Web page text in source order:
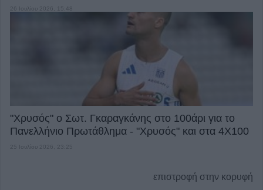
"Χρυσός" ο Σωτ. Γκαραγκάνης στο 100άρι για το
Πανελλήνιο Πρωτάθλημα - "Χρυσός" και στα 4Χ100
επιστροφή στην κορυφή